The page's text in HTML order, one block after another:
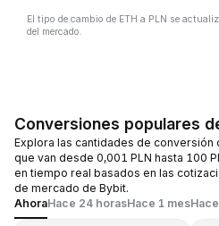
El tipo de cambio de ETH a PLN se
del mercado.
Conversiones populares
Explora las cantidades de conversión
que van desde 0,001 PLN hasta 100
en tiempo real basados en las
de mercado de Bybit.
AhoraHace 24 horasHace 1 mes